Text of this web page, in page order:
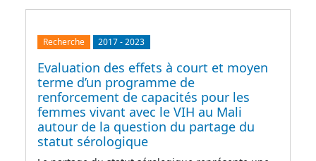
Recherche 2017-2023
Evaluation des effets à court et moyen
terme d’un programme de
renforcement de capacités pour les
femmes vivant avec le VIH au Mali
autour de la question du partage du
statut sérologique